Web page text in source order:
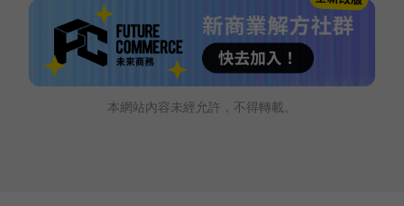
本網站內容未經允許，不得轉載。